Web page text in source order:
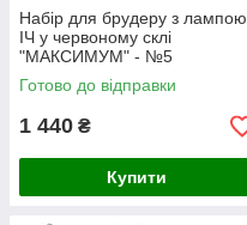
Набір для брудеру з лампою
ІЧ у червоному склі
"МАКСИМУМ" - №5
Готово до відправки
1 440 ₴
Купити